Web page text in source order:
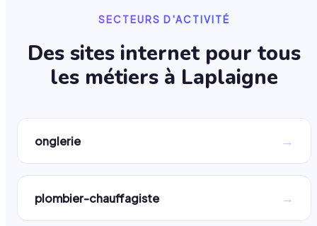
SECTEURS D'ACTIVITÉ
Des sites internet pour tous
les métiers à Laplaigne
onglerie →
plombier-chauffagiste →